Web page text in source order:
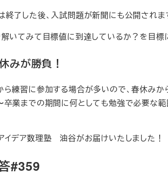
了した後、入試問題が新聞にも公開されま
いてみて目標値に到達しているか？を目
みが勝負！
練習に参加する場合が多いので、春休み
業までの期間に何としても勉強で必要な
イデア数理塾 油谷がお届けいたしました！
#359